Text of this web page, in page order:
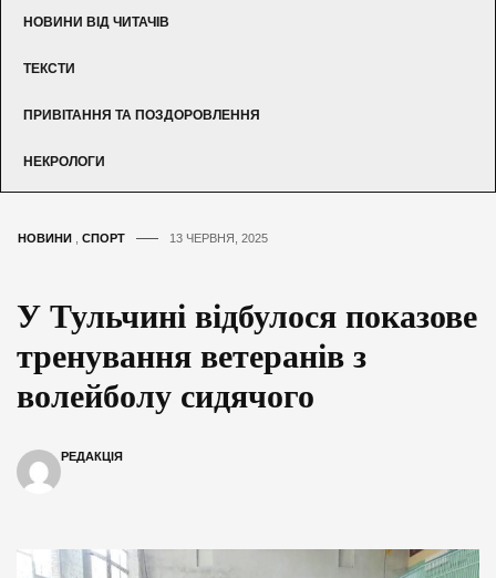
НОВИНИ ВІД ЧИТАЧІВ
ТЕКСТИ
ПРИВІТАННЯ ТА ПОЗДОРОВЛЕННЯ
НЕКРОЛОГИ
НОВИНИ СПОРТ 13 ЧЕРВНЯ, 2025
У Тульчині відбулося показове
тренування ветеранів з
волейболу сидячого
РЕДАКЦІЯ